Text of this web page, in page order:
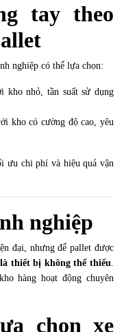
tay theo
nghiệp có thể lựa chọn:
kho nhỏ, tần suất sử dụng
kho có cường độ cao, yêu
ưu chi phí và hiệu quả vận
nghiệp
đại, nhưng để pallet được
thiết bị không thể thiếu
hàng hoạt động chuyên
chọn xe